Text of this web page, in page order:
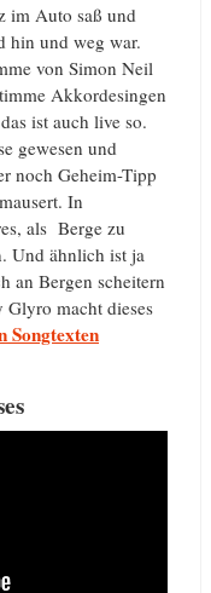
im Auto saß und
hin und weg war.
von Simon Neil
Akkordesingen
ist auch live so.
gewesen und
noch Geheim-Tipp
In
als Berge zu
Und ähnlich ist ja
an Bergen scheitern
Glyro macht dieses
Songtexten